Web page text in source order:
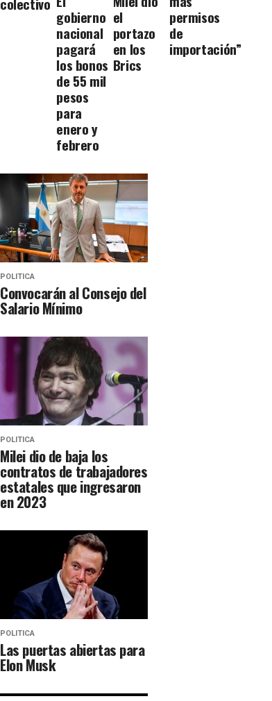
gobierno
nacional
pagará
los bonos
de 55 mil
pesos
para
enero y
febrero
el
portazo
en los
Brics
permisos
de
importación”
POLITICA
Convocarán al Consejo del
Salario Mínimo
POLITICA
Milei dio de baja los
contratos de trabajadores
estatales que ingresaron
en 2023
POLITICA
Las puertas abiertas para
Elon Musk